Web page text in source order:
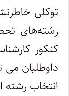
توکلی
رشته‌های
داوطلبان می
انتخاب رشته